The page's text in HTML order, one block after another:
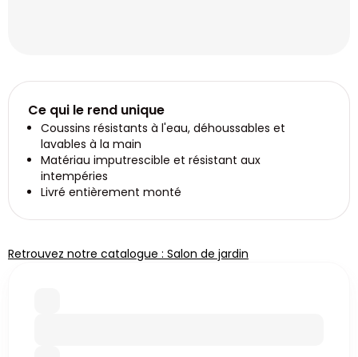
Ce qui le rend unique
Coussins résistants à l'eau, déhoussables et
lavables à la main
Matériau imputrescible et résistant aux
intempéries
Livré entièrement monté
Retrouvez notre catalogue : Salon de jardin